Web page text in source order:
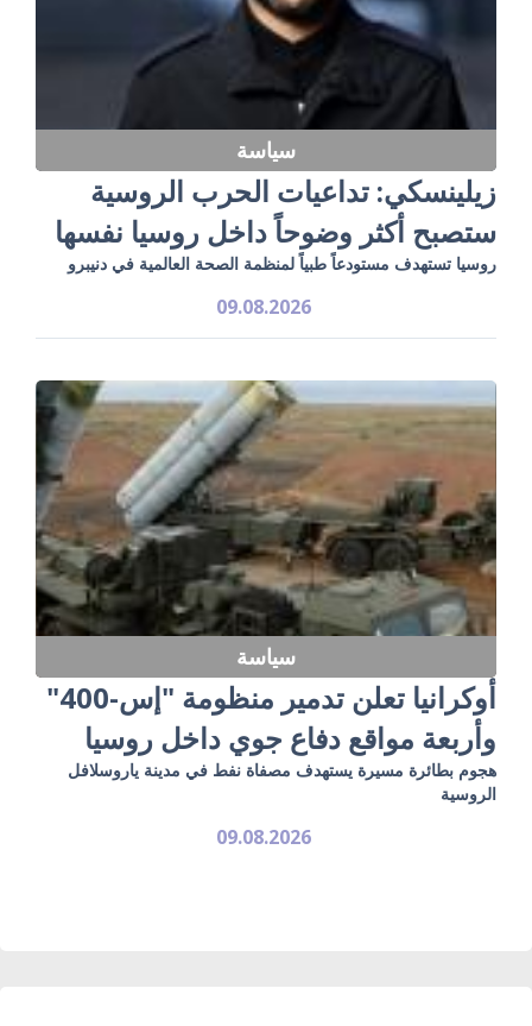
سياسة
زيلينسكي: تداعيات الحرب الروسية
ستصبح أكثر وضوحاً داخل روسيا نفسها
روسيا تستهدف مستودعاً طبياً لمنظمة الصحة العالمية في دنيبرو
09.08.2026
سياسة
أوكرانيا تعلن تدمير منظومة "إس-400"
وأربعة مواقع دفاع جوي داخل روسيا
هجوم بطائرة مسيرة يستهدف مصفاة نفط في مدينة ياروسلافل
الروسية
09.08.2026